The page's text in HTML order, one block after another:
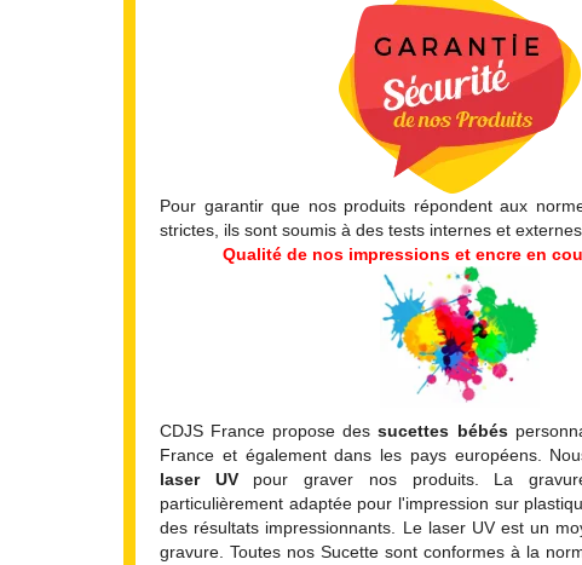
Pour garantir que nos produits répondent aux
strictes, ils sont soumis à des tests internes et externes.
Qualité de nos impressions et encre en
CDJS France propose dessucettes bébés
France et également dans les pays européens.
laser UVpour graver nos produits. La
particulièrement adaptée pour l'impression sur
des résultats impressionnants. Le laser UV est un
gravure. Toutes nos Sucette sont conformes à la